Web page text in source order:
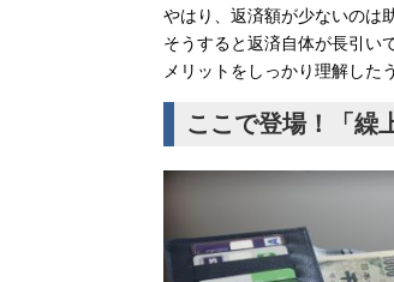
やはり、返済額が少ないのは
そうすると返済自体が長引い
メリットをしっかり理解した
ここで登場！「繰